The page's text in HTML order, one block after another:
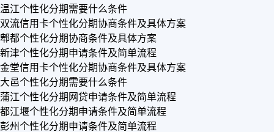
温江个性化分期需要什么条件
双流信用卡个性化分期协商条件及具体方案
郫都个性化分期协商条件及具体方案
新津个性化分期申请条件及简单流程
金堂信用卡个性化分期协商条件及具体方案
大邑个性化分期需要什么条件
蒲江个性化分期网贷申请条件及简单流程
都江堰个性化分期申请条件及简单流程
彭州个性化分期申请条件及简单流程